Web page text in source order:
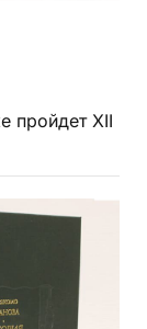
пройдет XII